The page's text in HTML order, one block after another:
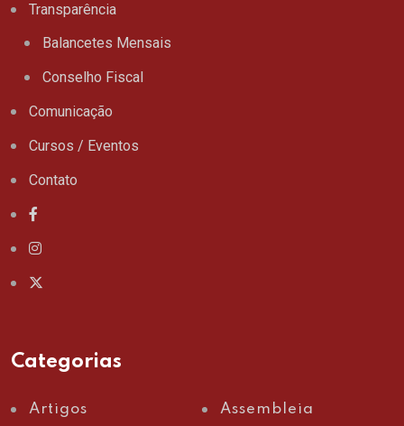
Transparência
Balancetes Mensais
Conselho Fiscal
Comunicação
Cursos / Eventos
Contato
Categorias
Artigos Assembleia